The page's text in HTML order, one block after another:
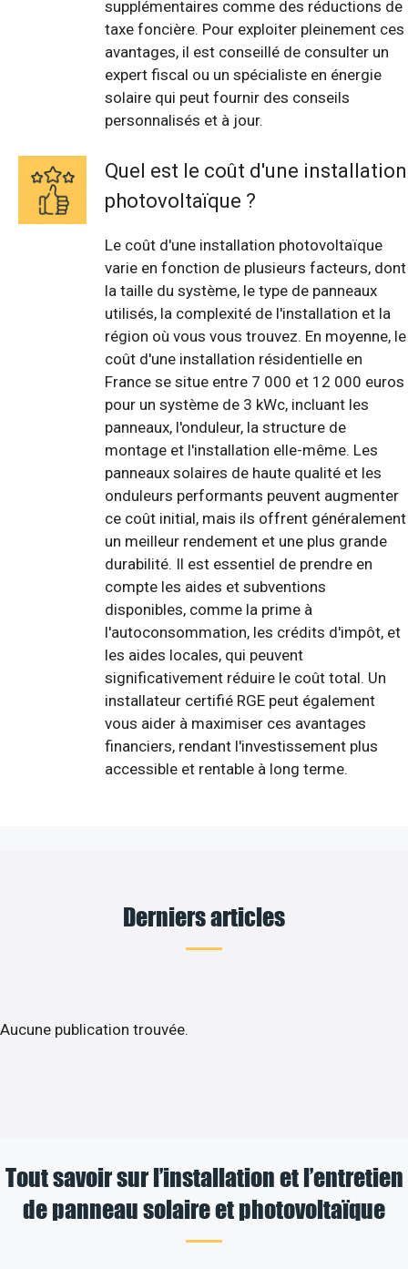
supplémentaires comme des réductions de
taxe foncière. Pour exploiter pleinement ces
avantages, il est conseillé de consulter un
expert fiscal ou un spécialiste en énergie
solaire qui peut fournir des conseils
personnalisés et à jour.
Quel est le coût d'une installation
photovoltaïque ?
Le coût d'une installation photovoltaïque
varie en fonction de plusieurs facteurs, dont
la taille du système, le type de panneaux
utilisés, la complexité de l'installation et la
région où vous vous trouvez. En moyenne, le
coût d'une installation résidentielle en
France se situe entre 7 000 et 12 000 euros
pour un système de 3 kWc, incluant les
panneaux, l'onduleur, la structure de
montage et l'installation elle-même. Les
panneaux solaires de haute qualité et les
onduleurs performants peuvent augmenter
ce coût initial, mais ils offrent généralement
un meilleur rendement et une plus grande
durabilité. Il est essentiel de prendre en
compte les aides et subventions
disponibles, comme la prime à
l'autoconsommation, les crédits d'impôt, et
les aides locales, qui peuvent
significativement réduire le coût total. Un
installateur certifié RGE peut également
vous aider à maximiser ces avantages
financiers, rendant l'investissement plus
accessible et rentable à long terme.
Derniers articles
Aucune publication trouvée.
Tout savoir sur l’installation et l’entretien
de panneau solaire et photovoltaïque